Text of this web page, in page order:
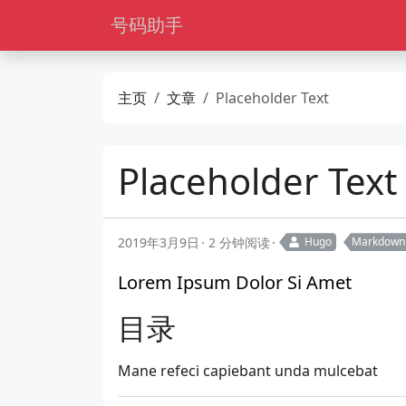
号码助手
主页 文章 Placeholder Text
Placeholder Text
2019年3月9日 2 分钟阅读 Hugo Markdown
Lorem Ipsum Dolor Si Amet
目录
Mane refeci capiebant unda mulcebat